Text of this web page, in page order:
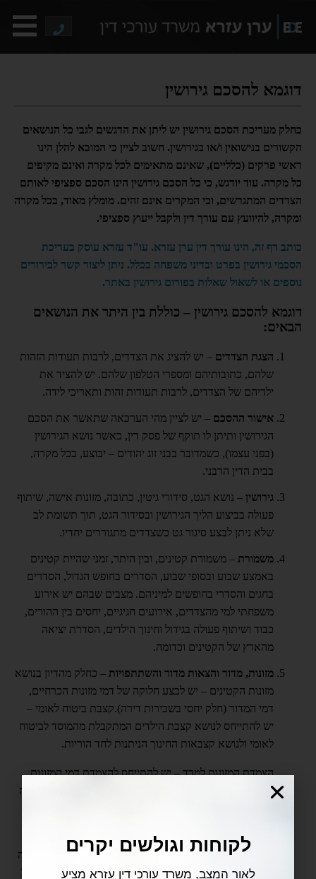
דוגמא להסכם גירושין
כחלק מעריכת הסכם גירושין יש ליתן את הדגשים לגבי כל הנושאים
הקשורים בנישואין ו/או בגירושין. חשוב לציין כי המובא להלן הינו
ראשי פרקים (כלליים), שאינם מתאימים לכל מקרה ואינם מקיפים
כל מקרה. עוד יודגש, כי כל הסכם גירושין הינו הסכם ספציפי לאותם
הצדדים המתגרשים, וכי המקרים אינם זהים. מומלץ מאוד, בכל מקרה
ומקרה, להיוועץ עם עורך דין ולקבל ייעוץ ספציפי.
כותב דף זה, הינו עורך דין ערן עזרא. עו"ד עזרא עוסק בעריכת
הסכמי גירושין בפרט ובדיני משפחה בכלל. ניתן ליצור קשר לבירורים
נוספים או לשאול שאלות בפורום גירושין באתר.
דוגמא להסכם גירושין – כוללת בין היתר את הנושאים
הבאים:
הצגת הצדדים – יש להציג את הצדדים, לרבות תעודות הזהות
שלהם, כתובותיהם ומספרי הטלפון שלהם. יש להציד את
ילדיהם של הצדדים, לרבות תעודות זהות ותאריכי לידה.
אישור ההסכם – יש לציין מהי הערכאה שתאשר את הסכם
הגירושין ותיתן לו תוקף של פסק דין, כאשר נושא הגירושין
(בפני עצמו), כשמדובר בבני זוג יהודים – יבוצע, בכל מקרה,
בבית הדין הרבני.
גירושין – נושא הגט, סידורי גיטין, כתובה, מזונות אישה, שיתוף
פעולה בביצוע הליך הגירושין ובסידור הגט, תוך תשומת לב
שלא ניתן לבצע סיגור גט כשצדדים מתגוררים יחדיו.
משמורת – משמורת קטינים, ובין היתר, זמני שהיית קטינים
באמצע שבוע ובסופי שבוע, הסדרים בחופש הגדול, הסדרים
בחגים והסדרי בחופשים למיניהם. מצבים שבהם יש אירוע
משפחתי למי מהצדדים, אירועים חגיגיים, יחסים בין ההורים,
כבוד ושיתוף פעולה בגידול וחינוך הילדים, הסדרת יציאה
מהארץ של הקטינים וכדומה.
מזונות, מדור והצאות מדור והשתתפויות – כחלק מהדיון בנושא
מזונות הקטינים – יש לבצע חלוקה של דמי מזונות הכרחיים,
דמי המדור (חלק יחסי בשכירות דירה).קצבת ביטוח לאומי –
יש להתייחס לנושא קצבת הילדים המתקבלת מהמוסד לביטוח
לאומי ולנושא קצבאות החינוך הניתנות לחד הוריות.
הצמדת המזונות למדד – יש להתייחס להצמדת דמי המזונות
למדד המחירים לצרכן, לרוב, ההצמדה מבוצעת אחת לשלושה
מזונות בתקופת השירות הצבאי – יש להתייחס לדמי המזונות
בתקופת השירות הצבאי של כל קטין – שדמי המזונות בתקופה
זו הם שליש ממה ששילם האב ערב הגיעו של כל קטין לגיל 18
לקוחות וגולשים יקרים
לאור המצב, משרד עורכי דין עזרא מציע